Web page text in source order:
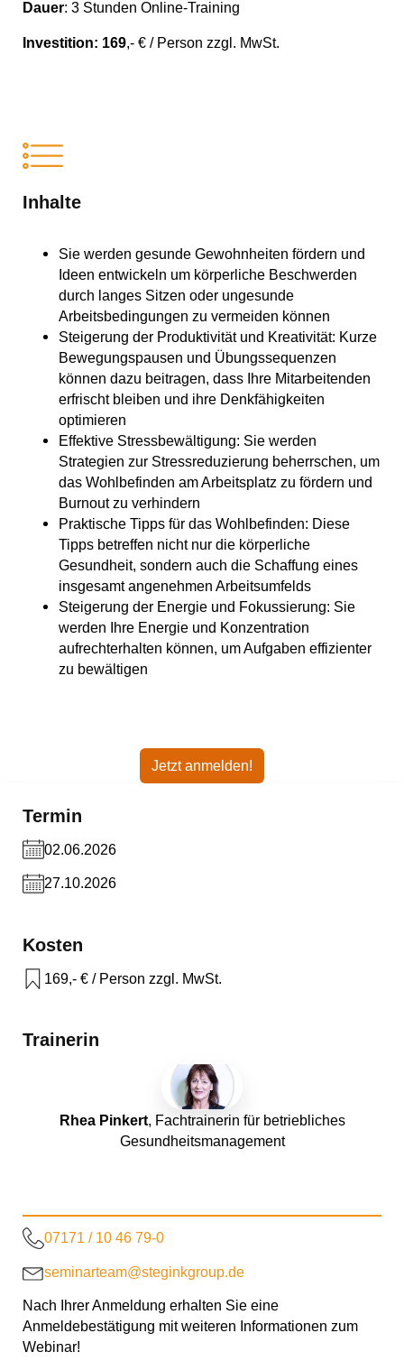
Dauer: 3 Stunden Online-Training
Investition: 169,- € / Person zzgl. MwSt.
Inhalte
Sie werden gesunde Gewohnheiten fördern und
Ideen entwickeln um körperliche Beschwerden
durch langes Sitzen oder ungesunde
Arbeitsbedingungen zu vermeiden können
Steigerung der Produktivität und Kreativität: Kurze
Bewegungspausen und Übungssequenzen
können dazu beitragen, dass Ihre Mitarbeitenden
erfrischt bleiben und ihre Denkfähigkeiten
optimieren
Effektive Stressbewältigung: Sie werden
Strategien zur Stressreduzierung beherrschen, um
das Wohlbefinden am Arbeitsplatz zu fördern und
Burnout zu verhindern
Praktische Tipps für das Wohlbefinden: Diese
Tipps betreffen nicht nur die körperliche
Gesundheit, sondern auch die Schaffung eines
insgesamt angenehmen Arbeitsumfelds
Steigerung der Energie und Fokussierung: Sie
werden Ihre Energie und Konzentration
aufrechterhalten können, um Aufgaben effizienter
zu bewältigen
Jetzt anmelden!
Termin
02.06.2026
27.10.2026
Kosten
169,- € / Person zzgl. MwSt.
Trainerin
Rhea Pinkert, Fachtrainerin für betriebliches
Gesundheitsmanagement
07171 / 10 46 79-0
seminarteam@steginkgroup.de
Nach Ihrer Anmeldung erhalten Sie eine
Anmeldebestätigung mit weiteren Informationen zum
Webinar!